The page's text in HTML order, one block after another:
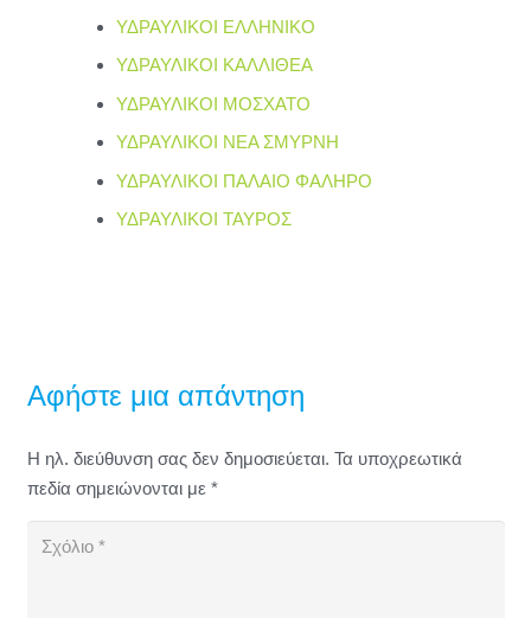
ΥΔΡΑΥΛΙΚΟΙ ΕΛΛΗΝΙΚΟ
ΥΔΡΑΥΛΙΚΟΙ ΚΑΛΛΙΘΕΑ
ΥΔΡΑΥΛΙΚΟΙ ΜΟΣΧΑΤΟ
ΥΔΡΑΥΛΙΚΟΙ ΝΕΑ ΣΜΥΡΝΗ
ΥΔΡΑΥΛΙΚΟΙ ΠΑΛΑΙΟ ΦΑΛΗΡΟ
ΥΔΡΑΥΛΙΚΟΙ ΤΑΥΡΟΣ
Αφήστε μια απάντηση
Η ηλ. διεύθυνση σας δεν δημοσιεύεται. Τα υποχρεωτικά
πεδία σημειώνονται με *